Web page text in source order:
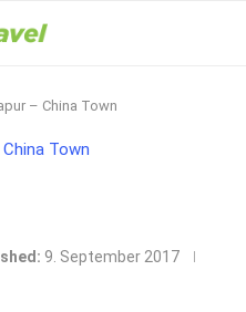
– China Town
9. September 2017